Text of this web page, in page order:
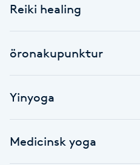
Extensions
Extensions borttagning
F
Reiki healing
öronakupunktur
Yinyoga
Medicinsk yoga